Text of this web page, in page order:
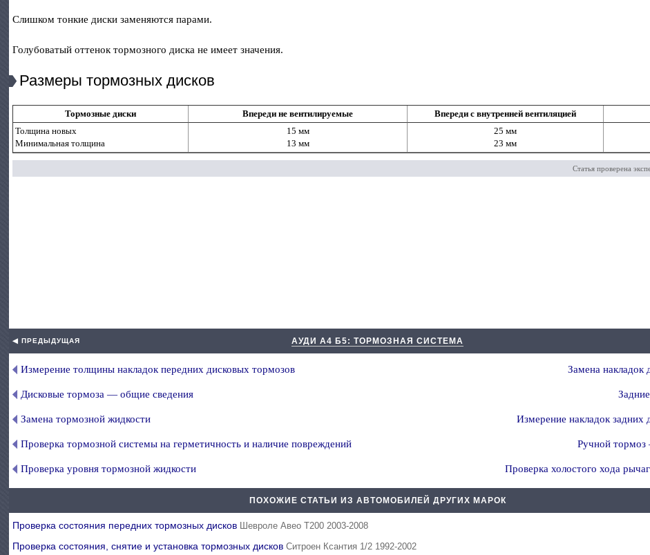
Слишком тонкие диски заменяются парами.
Голубоватый оттенок тормозного диска не имеет значения.
Размеры тормозных дисков
Тормозные диски Впереди не вентилируемые Впереди с внутренней вентиляцией
Толщина новых
Минимальная толщина
15 мм
13 мм
25 мм
23 мм
Статья проверена
◀ ПРЕДЫДУЩАЯ АУДИ А4 Б5: ТОРМОЗНАЯ СИСТЕМА
Измерение толщины накладок передних дисковых тормозов
Дисковые тормоза — общие сведения
Замена тормозной жидкости
Проверка тормозной системы на герметичность и наличие повреждений
Проверка уровня тормозной жидкости
Замена накладок
Измерение накладок задних
Ручной
Проверка холостого хода
ПОХОЖИЕ СТАТЬИ ИЗ АВТОМОБИЛЕЙ ДРУГИХ МАРОК
Проверка состояния передних тормозных дисков Шевроле Авео Т200 2003-2008
Проверка состояния, снятие и установка тормозных дисковСитроен Ксантия 1/2 1992-2002